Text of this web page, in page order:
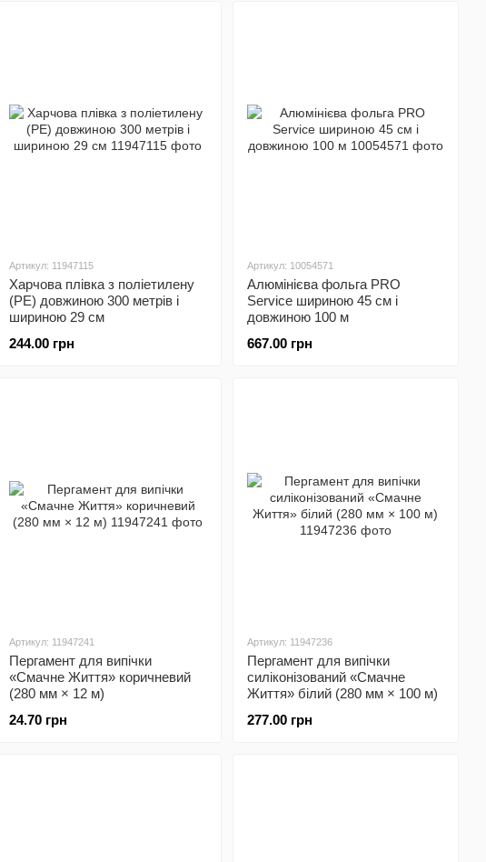
Артикул: 11947115
Харчова плівка з поліетилену
(PE) довжиною 300 метрів і
шириною 29 см
244.00 грн
Артикул: 10054571
Алюмінієва фольга PRO
Service шириною 45 см і
довжиною 100 м
667.00 грн
Артикул: 11947241
Пергамент для випічки
«Смачне Життя» коричневий
(280 мм × 12 м)
24.70 грн
Артикул: 11947236
Пергамент для випічки
силіконізований «Смачне
Життя» білий (280 мм × 100 м)
277.00 грн